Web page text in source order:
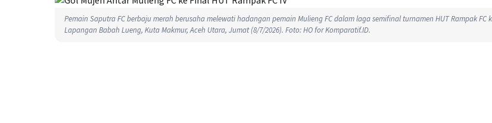
Pemain Saputra FC berbaju merah berusaha melewati hadangan pemain Mulieng FC dalam laga semifinal turnamen HUT Rampak FC
Lapangan Babah Lueng, Kuta Makmur, Aceh Utara, Jumat (8/7/2026). Foto: HO for Komparatif.ID.